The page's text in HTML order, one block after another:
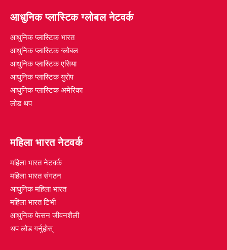
आधुनिक प्लास्टिक ग्लोबल नेटवर्क
आधुनिक प्लास्टिक भारत
आधुनिक प्लास्टिक ग्लोबल
आधुनिक प्लास्टिक एसिया
आधुनिक प्लास्टिक युरोप
आधुनिक प्लास्टिक अमेरिका
लोड थप
महिला भारत नेटवर्क
महिला भारत नेटवर्क
महिला भारत संगठन
आधुनिक महिला भारत
महिला भारत टिभी
आधुनिक फेसन जीवनशैली
थप लोड गर्नुहोस्